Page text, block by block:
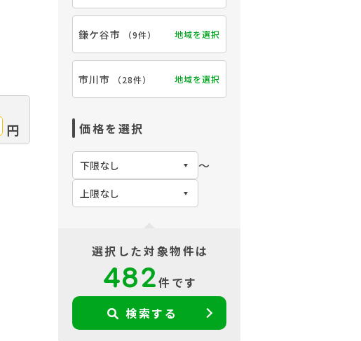
円
鎌ケ谷市 （9件） 地域を選択
市川市 （28件） 地域を選択
価格を選択
〜
選択した対象物件は
482件です
検索する